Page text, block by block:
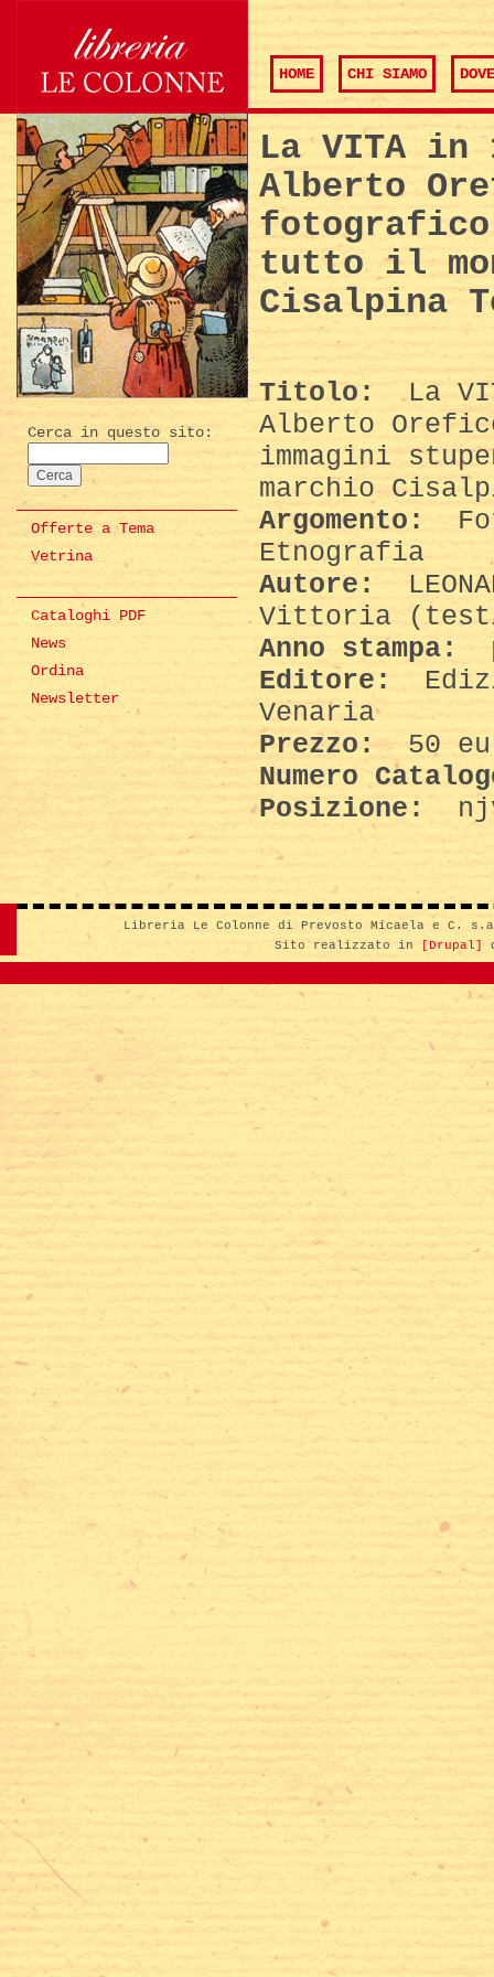
HOME CHI SIAMO
Cerca in questo sito:
Offerte a Tema
Vetrina
Cataloghi PDF
News
Ordina
Newsletter
La VITA
Alberto
fotografico
tutto il
Cisalpina
Titolo:
La
Alberto
immagini
marchio
Argomento:
Etnografia
Autore:
Vittoria
Anno stampa:
Editore:
Venaria
Prezzo:50
Numero
Posizione:
Libreria Le Colonne di Prevosto Micaela e C.
Sito realizzato in
[Drupal]